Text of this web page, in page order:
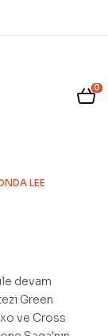
0
LEE
devam
Green
ve Cross